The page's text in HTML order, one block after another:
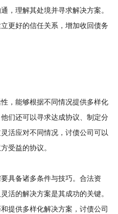
，理解其处境并寻求解决方案。
更好的信任关系，增加收回债务
能够根据不同情况提供多样化
们还可以寻求达成协议、制定分
活应对不同情况，讨债公司可以
受益的协议。
备诸多条件与技巧。合法资
活的解决方案是其成功的关键。
提供多样化解决方案，讨债公司